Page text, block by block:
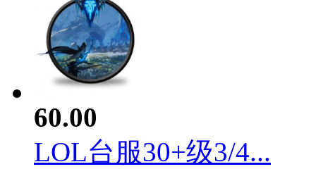
60.00
LOL台服30+级3/4...